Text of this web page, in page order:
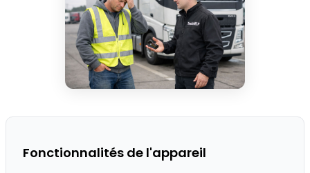
Fonctionnalités de l'appareil